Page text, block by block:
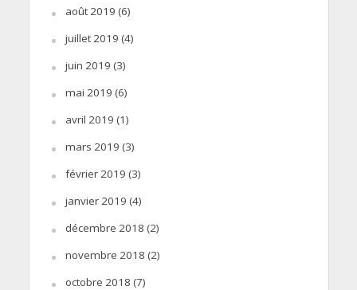
août 2019 (6)
juillet 2019 (4)
juin 2019 (3)
mai 2019 (6)
avril 2019 (1)
mars 2019 (3)
février 2019 (3)
janvier 2019 (4)
décembre 2018 (2)
novembre 2018 (2)
octobre 2018 (7)